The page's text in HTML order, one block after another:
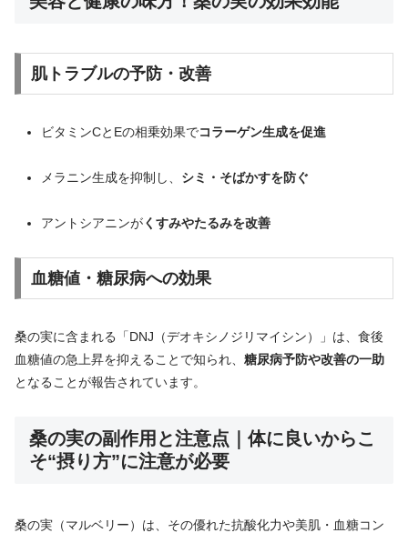
肌トラブルの予防・改善
ビタミンCとEの相乗効果でコラーゲン生成を促進
メラニン生成を抑制し、 シミ・そばかすを防ぐ
アントシアニンがくすみやたるみを改善
血糖値・糖尿病への効果
桑の実に含まれる「DNJ（デオキシノジリマイシン）」は、食後
血糖値の急上昇を抑えることで知られ、 糖尿病予防や改善の一助
となることが報告されています。
桑の実の副作用と注意点｜体に良いからこ
そ“摂り方”に注意が必要
桑の実（マルベリー） は、 その優れた抗酸化力や美肌・ 血糖コン